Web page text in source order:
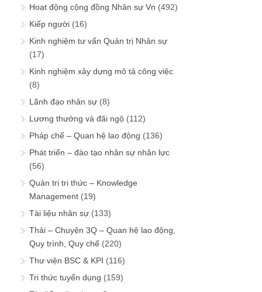
Hoạt động cộng đồng Nhân sự Vn (492)
Kiếp người (16)
Kinh nghiệm tư vấn Quản trị Nhân sự
(17)
Kinh nghiệm xây dựng mô tả công việc
(8)
Lãnh đạo nhân sự (8)
Lương thưởng và đãi ngộ (112)
Pháp chế – Quan hệ lao động (136)
Phát triển – đào tạo nhân sự nhân lực
(56)
Quản trị tri thức – Knowledge
Management (19)
Tài liệu nhân sự (133)
Thải – Chuyện 3Q – Quan hệ lao động,
Quy trình, Quy chế (220)
Thư viện BSC & KPI (116)
Tri thức tuyển dụng (159)